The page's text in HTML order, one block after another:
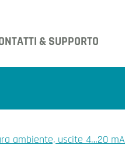
& SUPPORTO
ambiente, uscite 4…20 mA